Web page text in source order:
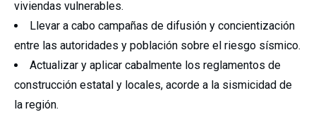
viviendas vulnerables.
Llevar a cabo campañas de difusión y concientización
entre las autoridades y población sobre el riesgo sísmico.
Actualizar y aplicar cabalmente los reglamentos de
construcción estatal y locales, acorde a la sismicidad de
la región.